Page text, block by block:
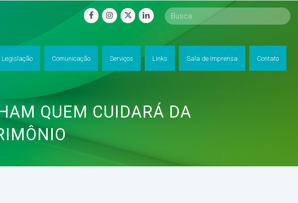
facebookinstagram
twitterlinkedin
Legislação Comunicação Serviços Links Sala de Imprensa Contato
QUEM CUIDARÁ DA